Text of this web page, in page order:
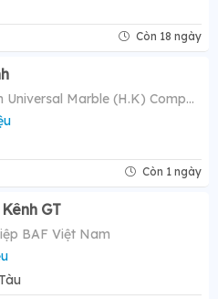
Còn 18 ngày
Văn phòng đại diện Universal Marble (H.K) Company Limited
Còn 1 ngày
GT
BAF Việt Nam